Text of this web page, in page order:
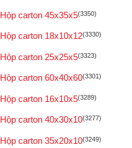
Hộp carton 45x35x5(3350)
Hộp carton 18x10x12(3330)
Hộp carton 25x25x5(3323)
Hộp carton 60x40x60(3301)
Hộp carton 16x10x5(3289)
Hộp carton 40x30x10(3277)
Hộp carton 35x20x10(3249)